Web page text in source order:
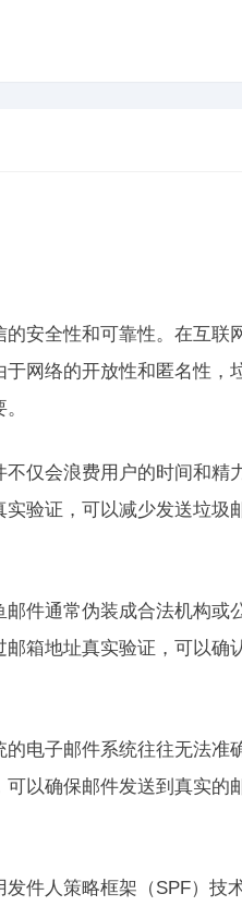
安全性和可靠性。在互联
网络的开放性和匿名性，
仅会浪费用户的时间和精
验证，可以减少发送垃圾
件通常伪装成合法机构或
箱地址真实验证，可以确
电子邮件系统往往无法准
以确保邮件发送到真实的
件人策略框架（SPF）技